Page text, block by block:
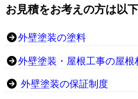
お見積をお考えの方は以
外壁塗装の塗料
外壁塗装・屋根工事の屋根
外壁塗装の保証制度